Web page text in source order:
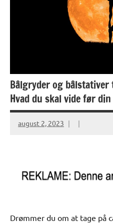
Bålgryder og
Hvad du skal vide før
august 2, 2023
Drømmer du om at tage på